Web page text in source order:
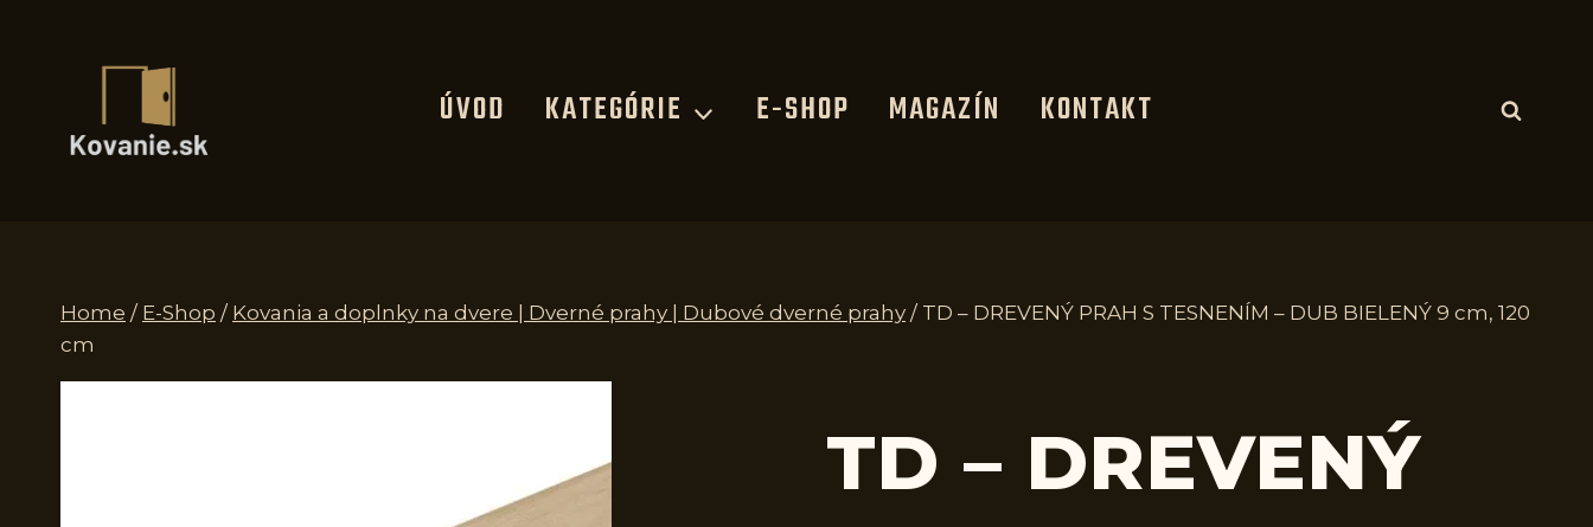
ÚVOD KATEGÓRIE E-SHOP MAGAZÍN KONTAKT
Home / E-Shop / Kovania a doplnky na dvere | Dverné prahy | Dubové dverné prahy / TD – DREVENÝ PRAH S TESNENÍM – DUB BIELENÝ 9 cm, 120
cm
TD – DREVENÝ